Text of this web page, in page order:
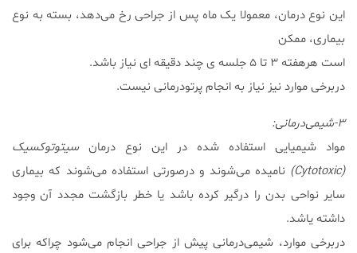
این نوع درمان، معمولا یک ماه پس از جراحی رخ می‌دهد، بسته به نوع
بیماری، ممکن
است هرهفته ۳ تا ۵ جلسه ی چند دقیقه ای نیاز باشد.
دربرخی موارد نیز نیاز به انجام پرتودرمانی نیست.
۳-شیمی‌درمانی:
مواد شیمیایی استفاده شده در این نوع درمان سیتوتوکسیک
(Cytotoxic)
نامیده می‌شوند و درصورتی استفاده می‌شوند که بیماری
سایر نواحی بدن را درگیر کرده باشد یا خطر بازگشت مجدد آن وجود
داشته یاشد.
دربرخی موارد، شیمی‌درمانی پیش از جراحی انجام می‌شود چراکه برای